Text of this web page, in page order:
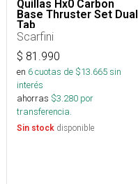
Quillas Hx0 Carbon
Base Thruster Set Dual
Tab
Scarfini
$ 81.990
en 6cuotas de $13.665sin
interés
ahorras $3.280 por
transferencia.
Sin stock disponible